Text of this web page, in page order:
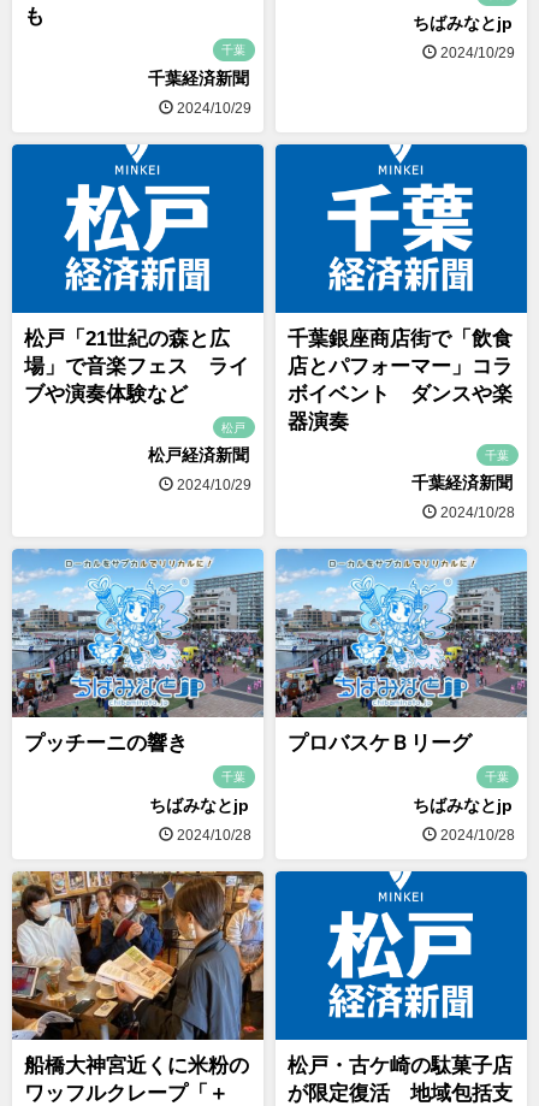
も
千葉
千葉経済新聞
2024/10/29
ちばみなとjp
2024/10/29
松戸「21世紀の森と広
場」で音楽フェス ライ
ブや演奏体験など
松戸
松戸経済新聞
2024/10/29
千葉銀座商店街で「飲食
店とパフォーマー」コラ
ボイベント ダンスや楽
器演奏
千葉
千葉経済新聞
2024/10/28
プッチーニの響き
千葉
ちばみなとjp
2024/10/28
プロバスケＢリーグ
千葉
ちばみなとjp
2024/10/28
船橋大神宮近くに米粉の
ワッフルクレープ「＋
松戸・古ケ崎の駄菓子店
が限定復活 地域包括支